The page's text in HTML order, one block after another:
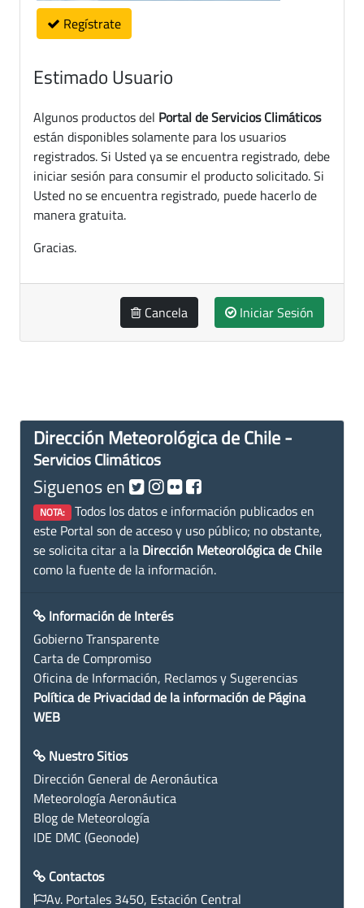
Regístrate
Estimado Usuario
Algunos productos del Portal de Servicios Climáticos
están disponibles solamente para los usuarios
registrados. Si Usted ya se encuentra registrado, debe
iniciar sesión para consumir el producto solicitado. Si
Usted no se encuentra registrado, puede hacerlo de
manera gratuita.
Gracias.
Cancela Iniciar Sesión
Dirección Meteorológica de Chile -
Servicios Climáticos
Siguenos en
NOTA: Todos los datos e información publicados en
este Portal son de acceso y uso público; no obstante,
se solicita citar a la Dirección Meteorológica de Chile
como la fuente de la información.
Información de Interés
Gobierno Transparente
Carta de Compromiso
Oficina de Información, Reclamos y Sugerencias
Política de Privacidad de la información de Página
WEB
Nuestro Sitios
Dirección General de Aeronáutica
Meteorología Aeronáutica
Blog de Meteorología
IDE DMC (Geonode)
Contactos
Av. Portales 3450, Estación Central